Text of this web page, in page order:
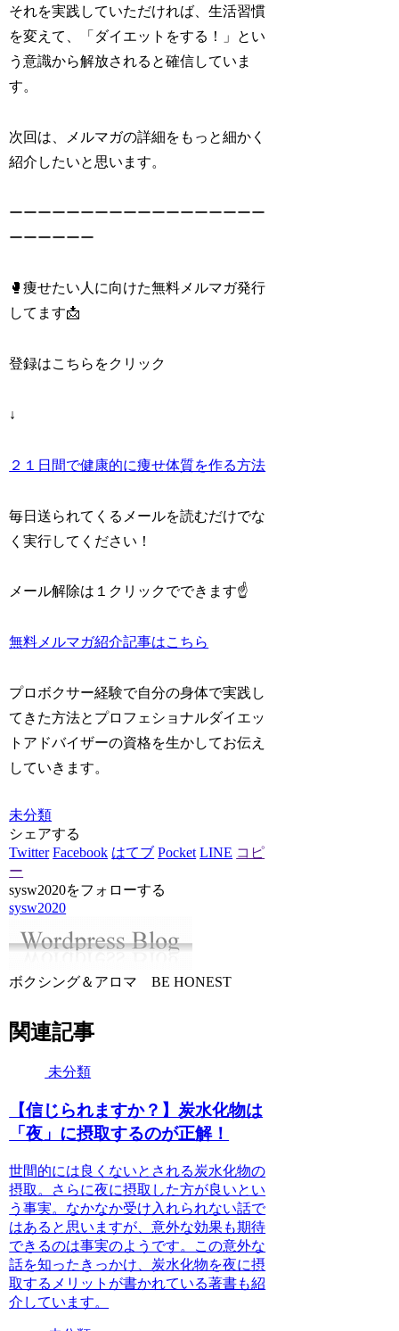
それを実践していただければ、生活習慣
を変えて、「ダイエットをする！」とい
う意識から解放されると確信していま
す。
次回は、メルマガの詳細をもっと細かく
紹介したいと思います。
ーーーーーーーーーーーーーーーーーー
ーーーーーー
🥊痩せたい人に向けた無料メルマガ発行
してます📩
登録はこちらをクリック
↓
２１日間で健康的に痩せ体質を作る方法
毎日送られてくるメールを読むだけでな
く実行してください！
メール解除は１クリックでできます☝️
無料メルマガ紹介記事はこちら
プロボクサー経験で自分の身体で実践し
てきた方法とプロフェショナルダイエッ
トアドバイザーの資格を生かしてお伝え
していきます。
未分類
シェアする
Twitter Facebook はてブ Pocket LINE コピ
ー
sysw2020をフォローする
sysw2020
ボクシング＆アロマ BE HONEST
関連記事
未分類
【信じられますか？】炭水化物は
「夜」に摂取するのが正解！
世間的には良くないとされる炭水化物の
摂取。さらに夜に摂取した方が良いとい
う事実。なかなか受け入れられない話で
はあると思いますが、意外な効果も期待
できるのは事実のようです。この意外な
話を知ったきっかけ、炭水化物を夜に摂
取するメリットが書かれている著書も紹
介しています。